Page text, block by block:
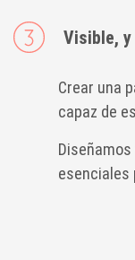
Visible,
Crear una
capaz de
esenciales